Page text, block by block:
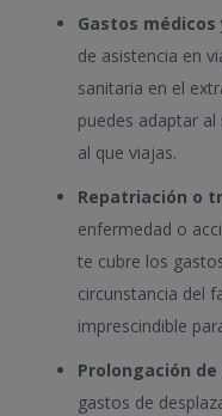
Gastos
de asistencia en
sanitaria en el
puedes adaptar
al que viajas.
Repatriación o
enfermedad o
te cubre los
circunstancia del
imprescindible
Prolongación
gastos de